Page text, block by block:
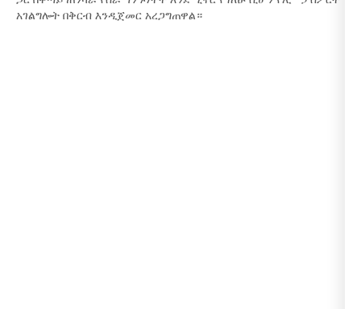
አገልግሎት በቅርብ እንዲጀመር አረጋግጠዋል።